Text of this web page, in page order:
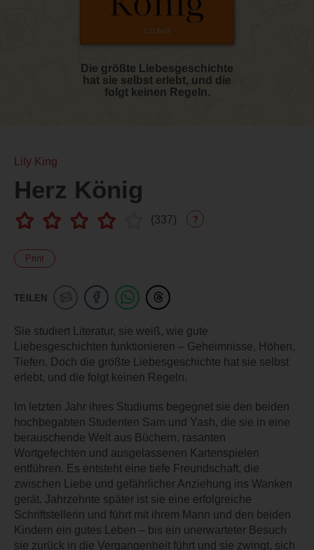
Die größte Liebesgeschichte
hat sie selbst erlebt, und die
folgt keinen Regeln.
Lily King
Herz König
(337) ?
Print
TEILEN
Sie studiert Literatur, sie weiß, wie gute
Liebesgeschichten funktionieren – Geheimnisse, Höhen,
Tiefen. Doch die größte Liebesgeschichte hat sie selbst
erlebt, und die folgt keinen Regeln.
Im letzten Jahr ihres Studiums begegnet sie den beiden
hochbegabten Studenten Sam und Yash, die sie in eine
berauschende Welt aus Büchern, rasanten
Wortgefechten und ausgelassenen Kartenspielen
entführen. Es entsteht eine tiefe Freundschaft, die
zwischen Liebe und gefährlicher Anziehung ins Wanken
gerät. Jahrzehnte später ist sie eine erfolgreiche
Schriftstellerin und führt mit ihrem Mann und den beiden
Kindern ein gutes Leben – bis ein unerwarteter Besuch
sie zurück in die Vergangenheit führt und sie zwingt, sich